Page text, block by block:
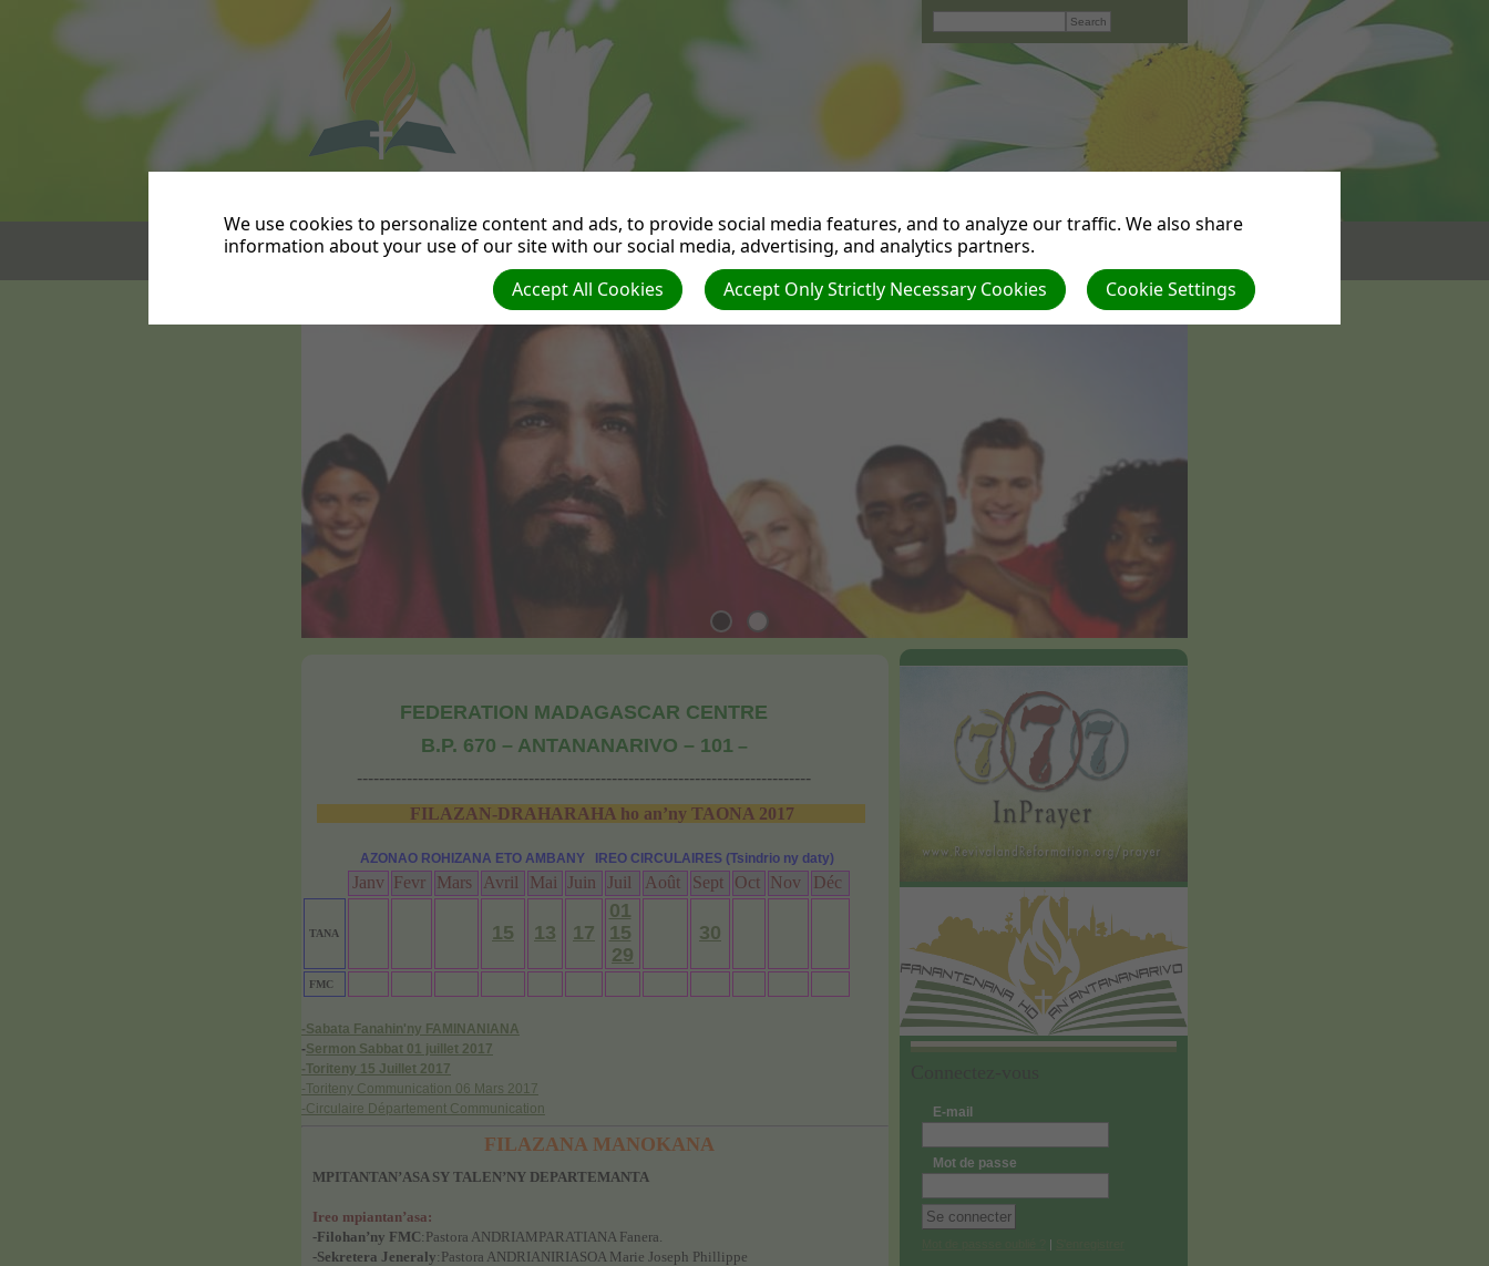
Actualités Notre équipe Circulaires Contact Oasis
Gazety
|
FEDERATION MADAGASCAR CENTRE
B.P. 670 – ANTANANARIVO – 101 –
----------------------------------------------------------------------------------
FILAZAN-DRAHARAHA ho an’ny TAONA 2017
AZONAO ROHIZANA ETO AMBANY IREO CIRCULAIRES (Tsindrio ny daty)
Janv Fevr Mars Avril Mai Juin Juil Août Sept Oct Nov Déc
TANA 15 13 17
01
15
29
30
FMC
-Sabata Fanahin'ny FAMINANIANA
-Sermon Sabbat 01 juillet 2017
-Toriteny 15 Juillet 2017
-Toriteny Communication 06 Mars 2017
-Circulaire Département Communication
FILAZANA MANOKANA
MPITANTAN’ASA SY TALEN’NY DEPARTEMANTA
Ireo mpiantan’asa:
-Filohan’ny FMC:Pastora ANDRIAMPARATIANA Fanera.
-Sekretera Jeneraly:Pastora ANDRIANIRIASOA Marie Joseph Phillippe
E-mail
Mot de passe
|
We use cookies to personalize content and ads, to provide social media features, and to analyze our traffic. We also share
information about your use of our site with our social media, advertising, and analytics partners.
Cookie Settings
Accept Only Strictly Necessary Cookies
Accept All Cookies
Cookie Settings